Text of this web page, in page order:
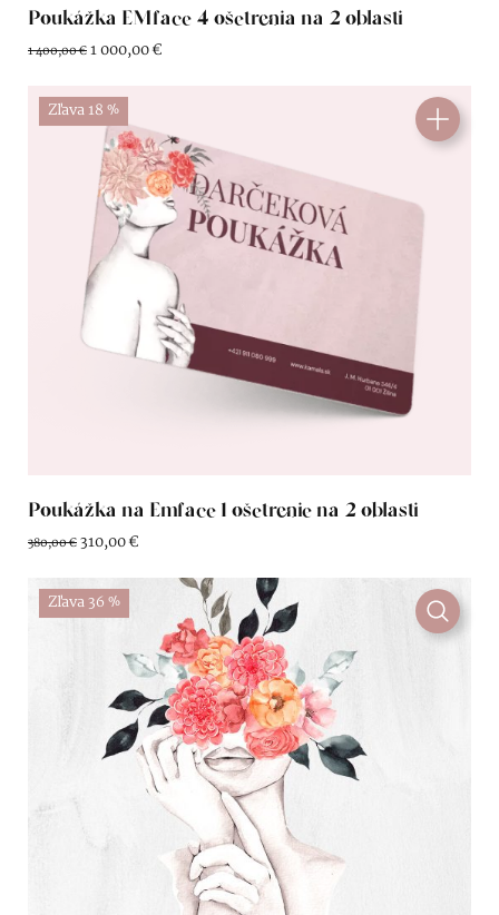
Poukážka EMface 4 ošetrenia na 2 oblasti
1 400,00€1 000,00€
Zľava 18 %
Poukážka na Emface 1 ošetrenie na 2 oblasti
380,00€310,00€
Zľava 36 %